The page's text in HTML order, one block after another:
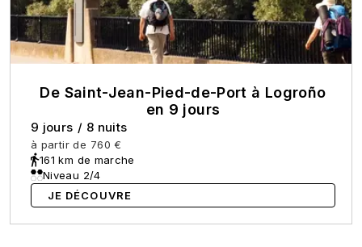
De Saint-Jean-Pied-de-Port à Logroño
en 9 jours
9 jours / 8 nuits
à partir de 760 €
161 km de marche
Niveau 2/4
JE DÉCOUVRE